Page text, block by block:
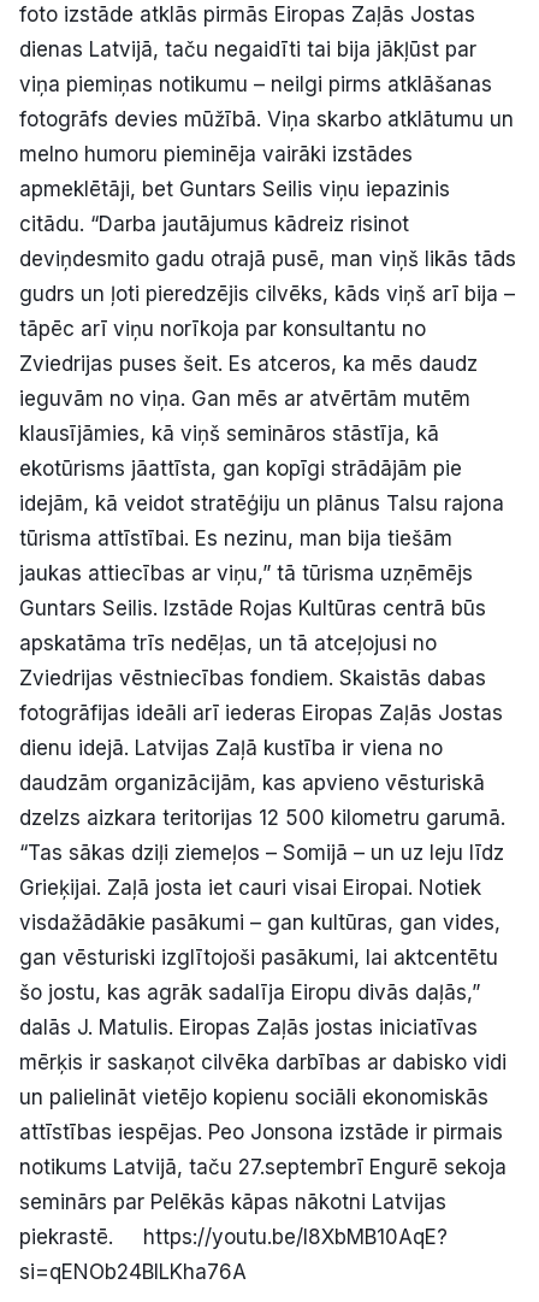
foto izstāde atklās pirmās Eiropas Zaļās Jostas
dienas Latvijā, taču negaidīti tai bija jākļūst par
viņa piemiņas notikumu – neilgi pirms atklāšanas
fotogrāfs devies mūžībā. Viņa skarbo atklātumu un
melno humoru pieminēja vairāki izstādes
apmeklētāji, bet Guntars Seilis viņu iepazinis
citādu. “Darba jautājumus kādreiz risinot
deviņdesmito gadu otrajā pusē, man viņš likās tāds
gudrs un ļoti pieredzējis cilvēks, kāds viņš arī bija –
tāpēc arī viņu norīkoja par konsultantu no
Zviedrijas puses šeit. Es atceros, ka mēs daudz
ieguvām no viņa. Gan mēs ar atvērtām mutēm
klausījāmies, kā viņš semināros stāstīja, kā
ekotūrisms jāattīsta, gan kopīgi strādājām pie
idejām, kā veidot stratēģiju un plānus Talsu rajona
tūrisma attīstībai. Es nezinu, man bija tiešām
jaukas attiecības ar viņu,” tā tūrisma uzņēmējs
Guntars Seilis. Izstāde Rojas Kultūras centrā būs
apskatāma trīs nedēļas, un tā atceļojusi no
Zviedrijas vēstniecības fondiem. Skaistās dabas
fotogrāfijas ideāli arī iederas Eiropas Zaļās Jostas
dienu idejā. Latvijas Zaļā kustība ir viena no
daudzām organizācijām, kas apvieno vēsturiskā
dzelzs aizkara teritorijas 12 500 kilometru garumā.
“Tas sākas dziļi ziemeļos – Somijā – un uz leju līdz
Grieķijai. Zaļā josta iet cauri visai Eiropai. Notiek
visdažādākie pasākumi – gan kultūras, gan vides,
gan vēsturiski izglītojoši pasākumi, lai aktcentētu
šo jostu, kas agrāk sadalīja Eiropu divās daļās,”
dalās J. Matulis. Eiropas Zaļās jostas iniciatīvas
mērķis ir saskaņot cilvēka darbības ar dabisko vidi
un palielināt vietējo kopienu sociāli ekonomiskās
attīstības iespējas. Peo Jonsona izstāde ir pirmais
notikums Latvijā, taču 27.septembrī Engurē sekoja
seminārs par Pelēkās kāpas nākotni Latvijas
piekrastē. https://youtu.be/I8XbMB10AqE?
si=qENOb24BILKha76A